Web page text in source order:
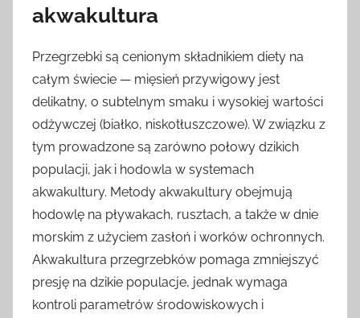
akwakultura
Przegrzebki są cenionym składnikiem diety na
całym świecie — mięsień przywigowy jest
delikatny, o subtelnym smaku i wysokiej wartości
odżywczej (białko, niskotłuszczowe). W związku z
tym prowadzone są zarówno połowy dzikich
populacji, jak i hodowla w systemach
akwakultury. Metody akwakultury obejmują
hodowlę na pływakach, rusztach, a także w dnie
morskim z użyciem zasłoń i worków ochronnych.
Akwakultura przegrzebków pomaga zmniejszyć
presję na dzikie populacje, jednak wymaga
kontroli parametrów środowiskowych i